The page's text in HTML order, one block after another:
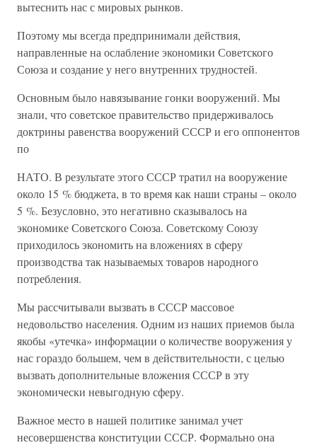
вытеснить нас с мировых рынков.
Поэтому мы всегда предпринимали действия,
направленные на ослабление экономики Советского
Союза и создание у него внутренних трудностей.
Основным было навязывание гонки вооружений. Мы
знали, что советское правительство придерживалось
доктрины равенства вооружений СССР и его оппонентов
по
НАТО. В результате этого СССР тратил на вооружение
около 15 % бюджета, в то время как наши страны – около
5 %. Безусловно, это негативно сказывалось на
экономике Советского Союза. Советскому Союзу
приходилось экономить на вложениях в сферу
производства так называемых товаров народного
потребления.
Мы рассчитывали вызвать в СССР массовое
недовольство населения. Одним из наших приемов была
якобы «утечка» информации о количестве вооружения у
нас гораздо большем, чем в действительности, с целью
вызвать дополнительные вложения СССР в эту
экономически невыгодную сферу.
Важное место в нашей политике занимал учет
несовершенства конституции СССР. Формально она